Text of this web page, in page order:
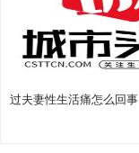
过夫妻性生活痛怎么回事